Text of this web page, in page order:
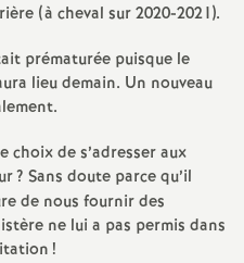
T
o
u
r
(à cheval sur 2020-2021).
prématurée puisque le
lieu demain. Un nouveau
de s’adresser aux
? Sans doute parce qu’il
de nous fournir des
ne lui a pas permis dans
!